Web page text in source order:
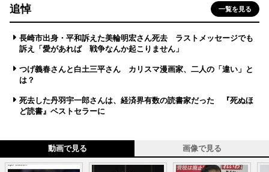
追悼 一覧を見る
長崎市出身・平和訴えた美輪明宏さん死去 ラストメッセージでも
訴え「愛があれば 戦争なんか起こりません」
つげ義春さんと白土三平さん カリスマ漫画家、二人の「違い」と
は？
死去した丹羽宇一郎さんは、経済界有数の読書家だった 『死ぬほ
ど読書』ベストセラーに
動画で見る 画像で見る